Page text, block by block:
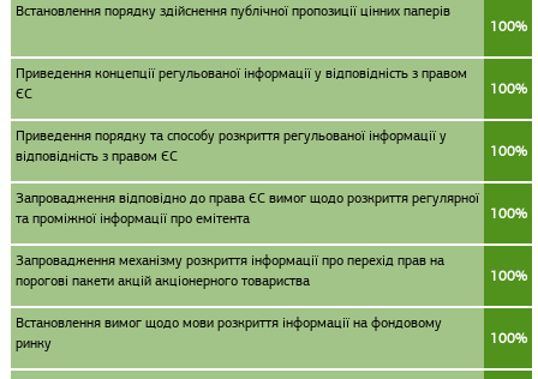
Встановлення порядку здійснення публічної пропозиції цінних паперів
100%
Приведення концепції регульованої інформації у відповідність з правом
ЄС
100%
Приведення порядку та способу розкриття регульованої інформації у
відповідність з правом ЄС
100%
Запровадження відповідно до права ЄС вимог щодо розкриття регулярної
та проміжної інформації про емітента
100%
Запровадження механізму розкриття інформації про перехід прав на
порогові пакети акцій акціонерного товариства
100%
Встановлення вимог щодо мови розкриття інформації на фондовому
ринку
100%